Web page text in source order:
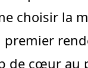
choisir la
de cœur au